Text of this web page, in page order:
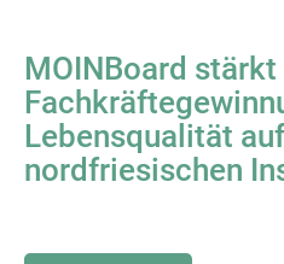
MOINBoard stärkt
Lebensqualität
nordfriesischen